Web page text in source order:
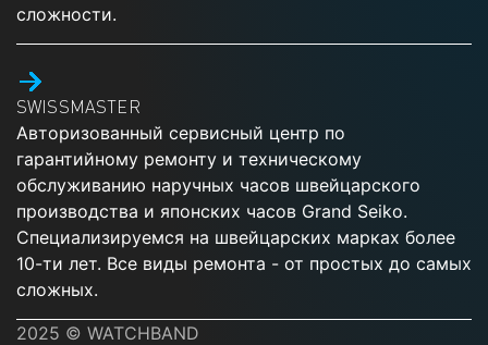
сложности.
SWISSMASTER
Авторизованный сервисный центр по
гарантийному ремонту и техническому
обслуживанию наручных часов швейцарского
производства и японских часов Grand Seiko.
Специализируемся на швейцарских марках более
10-ти лет. Все виды ремонта - от простых до самых
сложных.
2025 © WATCHBAND